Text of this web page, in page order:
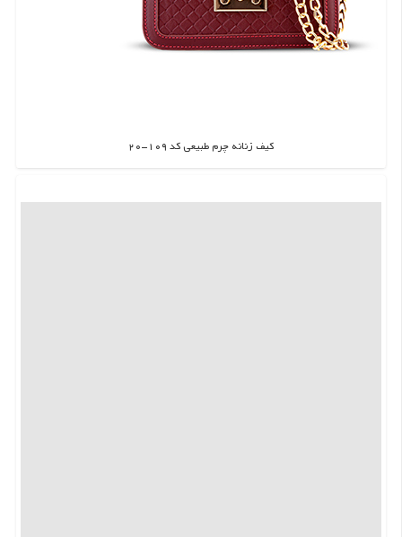
کیف زنانه چرم طبیعی کد 109-20
اطلاعات بیشتر